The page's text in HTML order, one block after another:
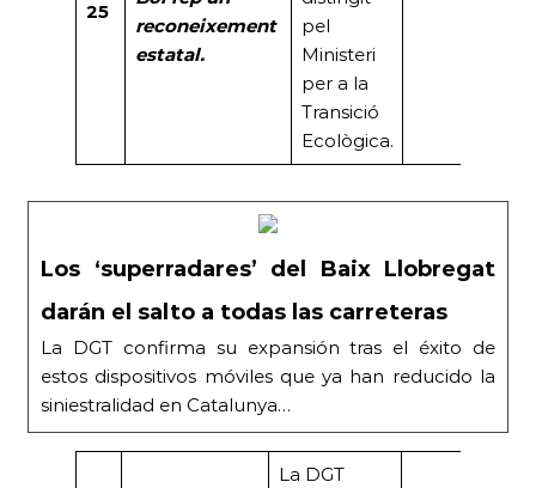
25
reconeixement
estatal.
pel
Ministeri
per a la
Transició
Ecològica.
Los ‘superradares’ del Baix Llobregat
darán el salto a todas las carreteras
La DGT confirma su expansión tras el éxito de
estos dispositivos móviles que ya han reducido la
siniestralidad en Catalunya…
La DGT